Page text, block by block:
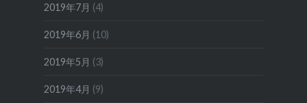
2019年7月 (4)
2019年6月 (10)
2019年5月 (3)
2019年4月 (9)